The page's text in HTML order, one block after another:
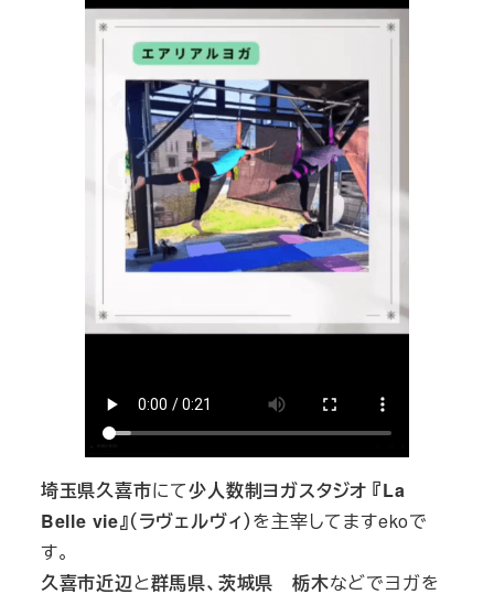
埼玉県久喜市にて少人数制ヨガスタジオ 『La
Belle vie』（ラヴェルヴィ）を主宰してますekoで
す。
久喜市近辺と群馬県、茨城県 栃木などでヨガを